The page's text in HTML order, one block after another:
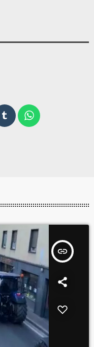
insert_link